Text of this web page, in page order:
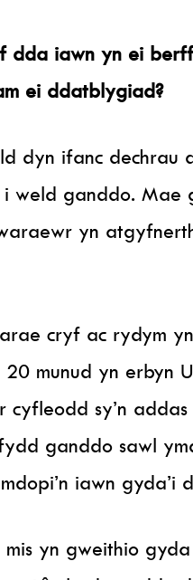
dda iawn yn ei
ei ddatblygiad?
dyn ifanc dechrau
weld ganddo. Mae
yn
cryf ac rydym
munud yn erbyn
cyfleodd sy’n
ganddo sawl
iawn gyda’i
yn gweithio gyda